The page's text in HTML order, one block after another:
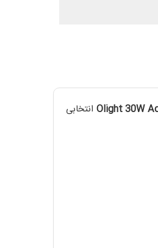
Olight 30W انتخابی